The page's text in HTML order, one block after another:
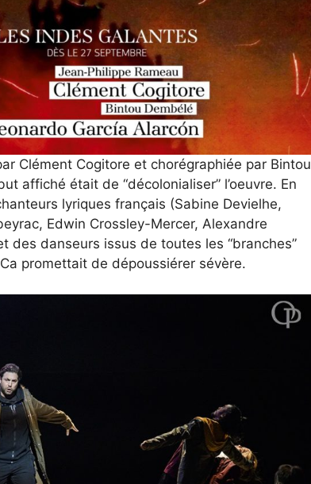
Clément Cogitore et chorégraphiée par Bintou
affiché était de “décolonialiser” l’oeuvre. En
lyriques français (Sabine Devielhe,
Edwin Crossley-Mercer, Alexandre
des danseurs issus de toutes les “branches”
promettait de dépoussiérer sévère.